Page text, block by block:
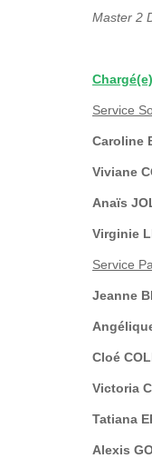
Master 2
Service
Caroline
Viviane
Anaïs
Virginie
Service
Jeanne
Cloé
Victoria
Tatiana
Alexis